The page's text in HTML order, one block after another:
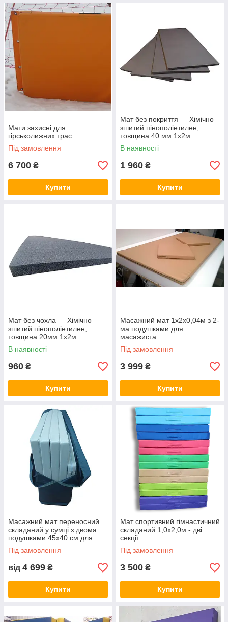
Мати захисні для
гірськолижних трас
Під замовлення
6 700 ₴
Купити
Мат без покриття — Хімічно
зшитий пінополіетилен,
товщина 40 мм 1х2м
В наявності
1 960 ₴
Купити
Мат без чохла — Хімічно
зшитий пінополіетилен,
товщина 20мм 1х2м
В наявності
960 ₴
Купити
Масажний мат 1х2х0,04м з 2-
ма подушками для
масажиста
Під замовлення
3 999 ₴
Купити
Масажний мат переносний
складаний у сумці з двома
подушками 45х40 см для
масажиста 1х2х0,04м (ММ
100х200х40)
Під замовлення
від 4 699 ₴
Купити
Мат спортивний гімнастичний
складаний 1,0х2,0м - дві
секції
Під замовлення
3 500 ₴
Купити